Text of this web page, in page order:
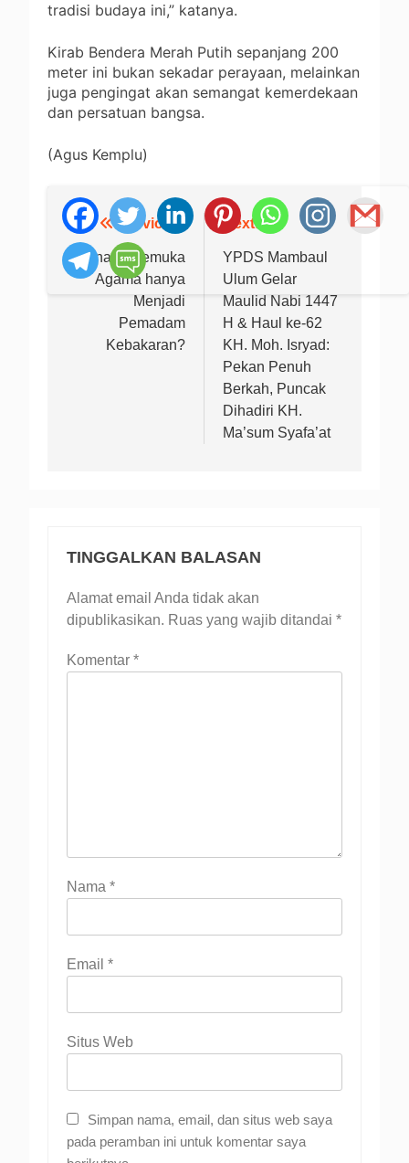
tradisi budaya ini,” katanya.
Kirab Bendera Merah Putih sepanjang 200
meter ini bukan sekadar perayaan, melainkan
juga pengingat akan semangat kemerdekaan
dan persatuan bangsa.
(Agus Kemplu)
Navigasi
pos
Previous:
Kenapa Pemuka
Agama hanya
Menjadi
Pemadam
Kebakaran?
Next:
YPDS Mambaul
Ulum Gelar
Maulid Nabi 1447
H & Haul ke-62
KH. Moh. Isryad:
Pekan Penuh
Berkah, Puncak
Dihadiri KH.
Ma’sum Syafa’at
TINGGALKAN BALASAN
Alamat email Anda tidak akan
dipublikasikan. Ruas yang wajib ditandai *
Komentar *
Nama *
Email *
Situs Web
Simpan nama, email, dan situs web saya
pada peramban ini untuk komentar saya